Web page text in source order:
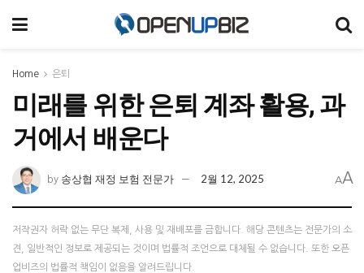
Home 은퇴
미래를 위한 은퇴 계좌 활용, 과
거에서 배운다
by 송상협 재정 보험 전문가 2월 12, 2025 AA
저작권자 허락 없는 무단 복제, 사용 및 재배포를 금합니다. 해당 콘텐츠는 전문가의 소
견, 일반적인 정보로 제공되는 것이며 법률적 조언으로 대체될 수 없습니다. 또한 오픈
업비즈의 법률적 책임이 없음을 알려드립니다.